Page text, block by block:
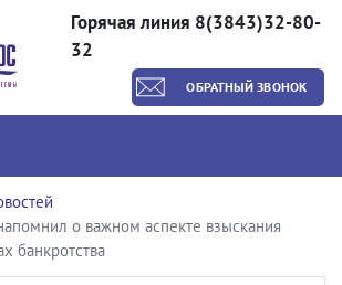
Горячая линия 8(3843)32-80-
32
ОБРАТНЫЙ ЗВОНОК
о важном аспекте взыскания
банкротства